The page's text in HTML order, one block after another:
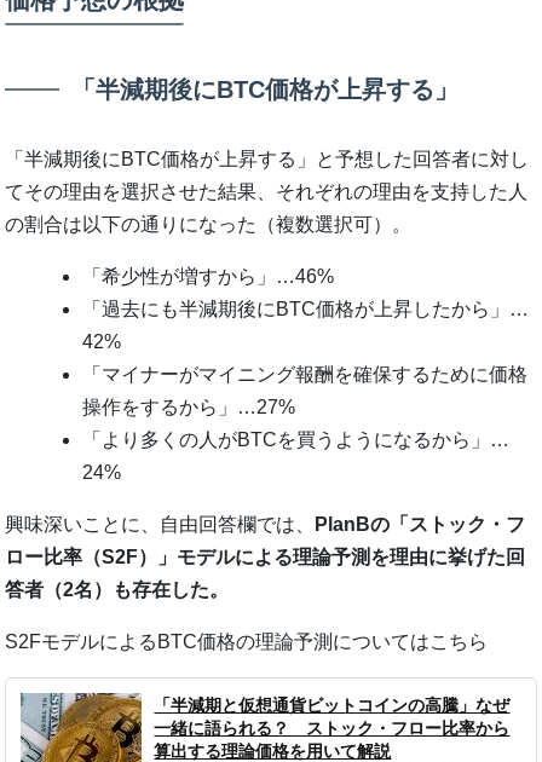
「半減期後にBTC価格が上昇する」
「半減期後にBTC価格が上昇する」と予想した回答者に対し
てその理由を選択させた結果、それぞれの理由を支持した人
の割合は以下の通りになった（複数選択可）。
「希少性が増すから」…46%
「過去にも半減期後にBTC価格が上昇したから」…
42%
「マイナーがマイニング報酬を確保するために価格
操作をするから」…27%
「より多くの人がBTCを買うようになるから」…
24%
興味深いことに、自由回答欄では、
PlanBの「ストック・フ
ロー比率（S2F）」モデルによる理論予測を理由に挙げた回
答者（2名）も存在した。
S2FモデルによるBTC価格の理論予測についてはこちら
「半減期と仮想通貨ビットコインの高騰」なぜ
一緒に語られる？ ストック・フロー比率から
算出する理論価格を用いて解説